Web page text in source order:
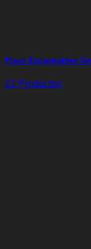
Pisos Encastrables
22 Productos